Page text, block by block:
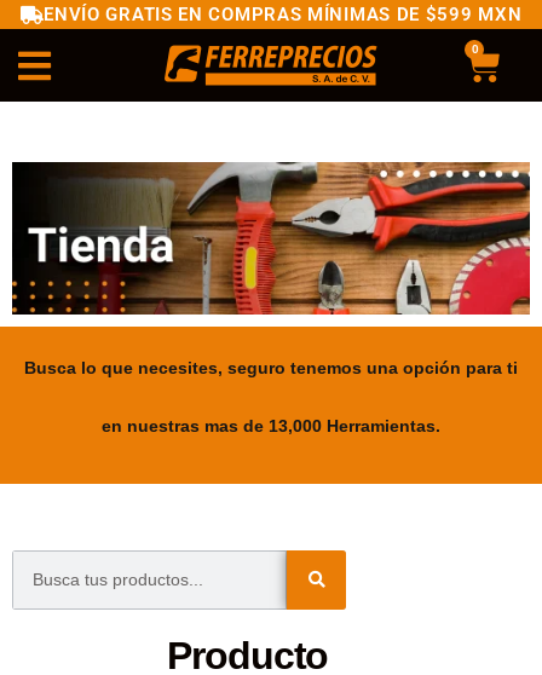
ENVÍO GRATIS EN COMPRAS MÍNIMAS DE $599 MXN
0
Busca lo que necesites, seguro tenemos una opción para ti
en nuestras mas de 13,000 Herramientas.
Producto